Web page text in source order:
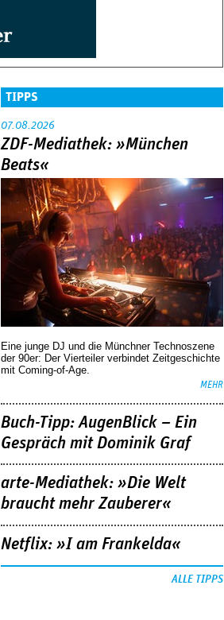
TIPPS
07.08.2026
ZDF-Mediathek: »München
Beats«
Eine junge DJ und die Münchner Technoszene
der 90er: Der Vierteiler verbindet Zeitgeschichte
mit Coming-of-Age.
MEHR
Buch-Tipp: AugenBlick – Ein
Gespräch mit Dominik Graf
arte-Mediathek: »Die Welt
braucht mehr Zauberer«
Netflix: »I am Frankelda«
ALLE TIPPS